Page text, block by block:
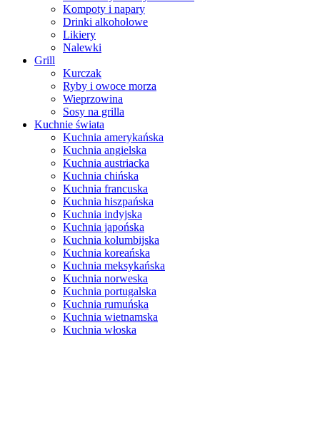
Kompoty i napary
Drinki alkoholowe
Likiery
Nalewki
Grill
Kurczak
Ryby i owoce morza
Wieprzowina
Sosy na grilla
Kuchnie świata
Kuchnia amerykańska
Kuchnia angielska
Kuchnia austriacka
Kuchnia chińska
Kuchnia francuska
Kuchnia hiszpańska
Kuchnia indyjska
Kuchnia japońska
Kuchnia kolumbijska
Kuchnia koreańska
Kuchnia meksykańska
Kuchnia norweska
Kuchnia portugalska
Kuchnia rumuńska
Kuchnia wietnamska
Kuchnia włoska